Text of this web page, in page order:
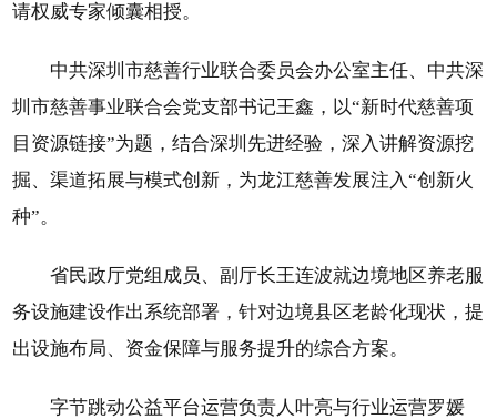
请权威专家倾囊相授。
中共深圳市慈善行业联合委员会办公室主任、中共深
圳市慈善事业联合会党支部书记王鑫，以“新时代慈善项
目资源链接”为题，结合深圳先进经验，深入讲解资源挖
掘、渠道拓展与模式创新，为龙江慈善发展注入“创新火
种”。
省民政厅党组成员、副厅长王连波就边境地区养老服
务设施建设作出系统部署，针对边境县区老龄化现状，提
出设施布局、资金保障与服务提升的综合方案。
字节跳动公益平台运营负责人叶亮与行业运营罗媛